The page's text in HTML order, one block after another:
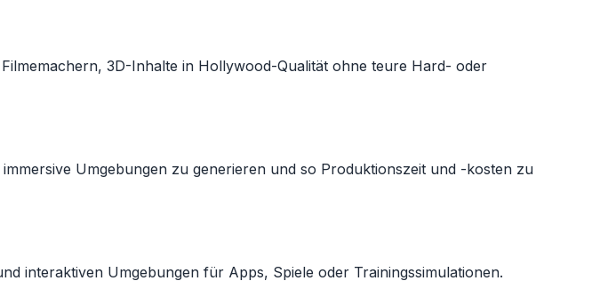
3D-Inhalte in Hollywood-Qualität ohne teure Hard- oder
Umgebungen zu generieren und so Produktionszeit und -kosten zu
interaktiven Umgebungen für Apps, Spiele oder Trainingssimulationen.